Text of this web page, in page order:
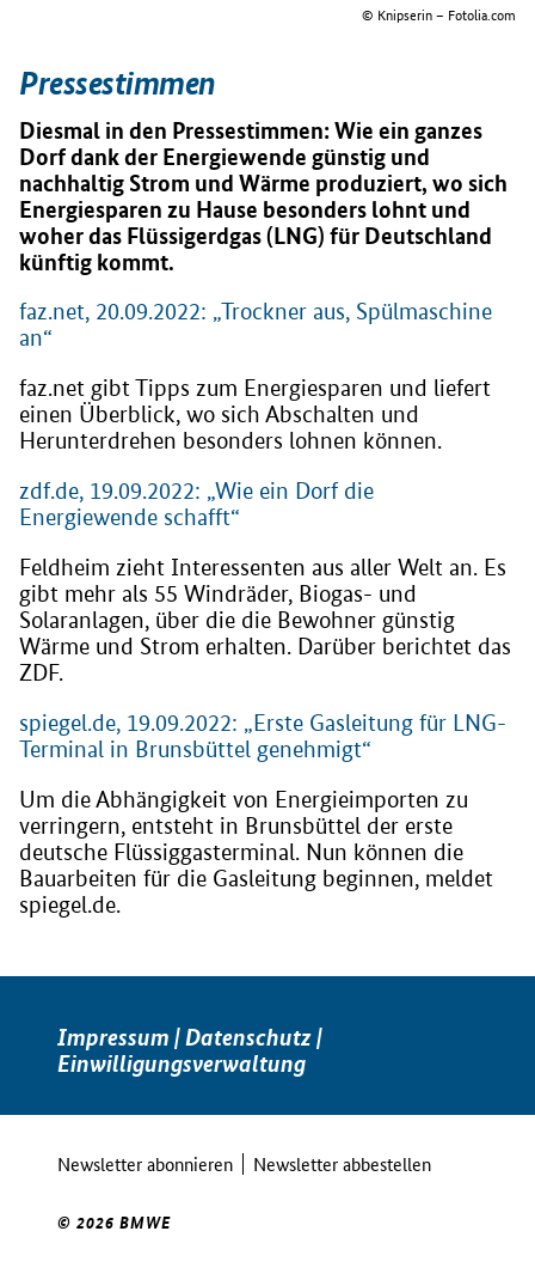
© Knipserin – Fotolia.com
Pressestimmen
Diesmal in den Pressestimmen: Wie ein ganzes
Dorf dank der Energiewende günstig und
nachhaltig Strom und Wärme produziert, wo sich
Energiesparen zu Hause besonders lohnt und
woher das Flüssigerdgas (LNG) für Deutschland
künftig kommt.
faz.net, 20.09.2022: „Trockner aus, Spülmaschine
an“
faz.net gibt Tipps zum Energiesparen und liefert
einen Überblick, wo sich Abschalten und
Herunterdrehen besonders lohnen können.
zdf.de, 19.09.2022: „Wie ein Dorf die
Energiewende schafft“
Feldheim zieht Interessenten aus aller Welt an. Es
gibt mehr als 55 Windräder, Biogas- und
Solaranlagen, über die die Bewohner günstig
Wärme und Strom erhalten. Darüber berichtet das
ZDF.
spiegel.de, 19.09.2022: „Erste Gasleitung für LNG-
Terminal in Brunsbüttel genehmigt“
Um die Abhängigkeit von Energieimporten zu
verringern, entsteht in Brunsbüttel der erste
deutsche Flüssiggasterminal. Nun können die
Bauarbeiten für die Gasleitung beginnen, meldet
spiegel.de.
Impressum |Datenschutz|
Einwilligungsverwaltung
Newsletter abonnieren Newsletter abbestellen
© 2026 BMWE